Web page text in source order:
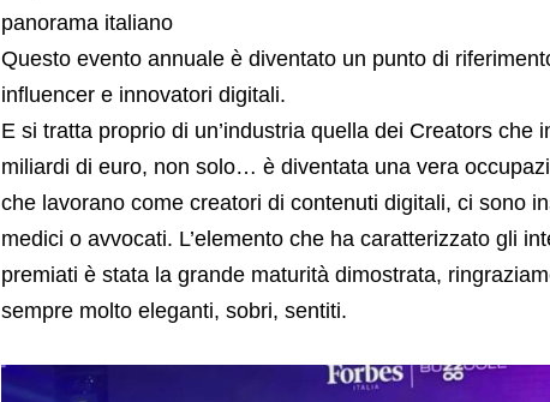
panorama italiano
Questo evento annuale è diventato un punto di
influencer e innovatori digitali.
E si tratta proprio di un’industria quella dei Creators che
miliardi di euro, non solo… è diventata una vera
che lavorano come creatori di contenuti digitali, ci sono
medici o avvocati. L’elemento che ha caratterizzato gli
premiati è stata la grande maturità dimostrata,
sempre molto eleganti, sobri, sentiti.